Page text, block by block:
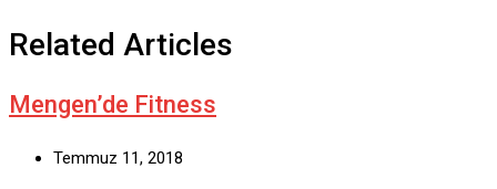
Related Articles
Mengen’de Fitness
Temmuz 11, 2018